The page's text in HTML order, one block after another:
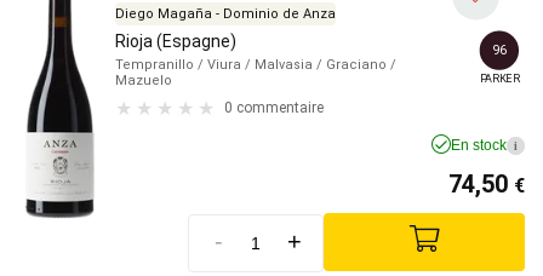
Diego Magaña - Dominio de Anza
Rioja (Espagne)
Tempranillo / Viura / Malvasia / Graciano /
Mazuelo
0 commentaire
96
PARKER
En stock i
74,50 €
- +